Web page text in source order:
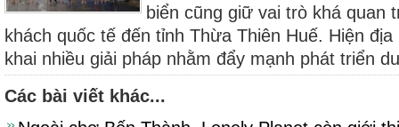
biển cũng giữ vai trò khá quan
khách quốc tế đến tỉnh Thừa Thiên Huế. Hiện
khai nhiều giải pháp nhằm đẩy mạnh phát triển
Các bài viết khác...